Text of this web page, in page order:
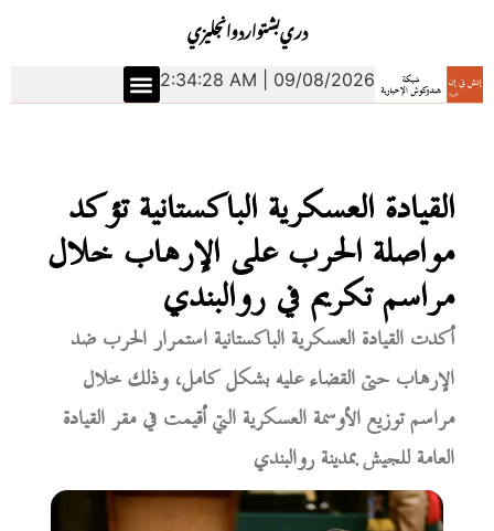
انجليزياردوبشتودري
2:34:29 AM | 09/08/2026
القيادة العسكرية الباكستانية تؤكد
مواصلة الحرب على الإرهاب خلال
مراسم تكريم في روالبندي
أكدت القيادة العسكرية الباكستانية استمرار الحرب ضد
الإرهاب حتى القضاء عليه بشكل كامل، وذلك خلال
مراسم توزيع الأوسمة العسكرية التي أقيمت في مقر القيادة
العامة للجيش بمدينة روالبندي